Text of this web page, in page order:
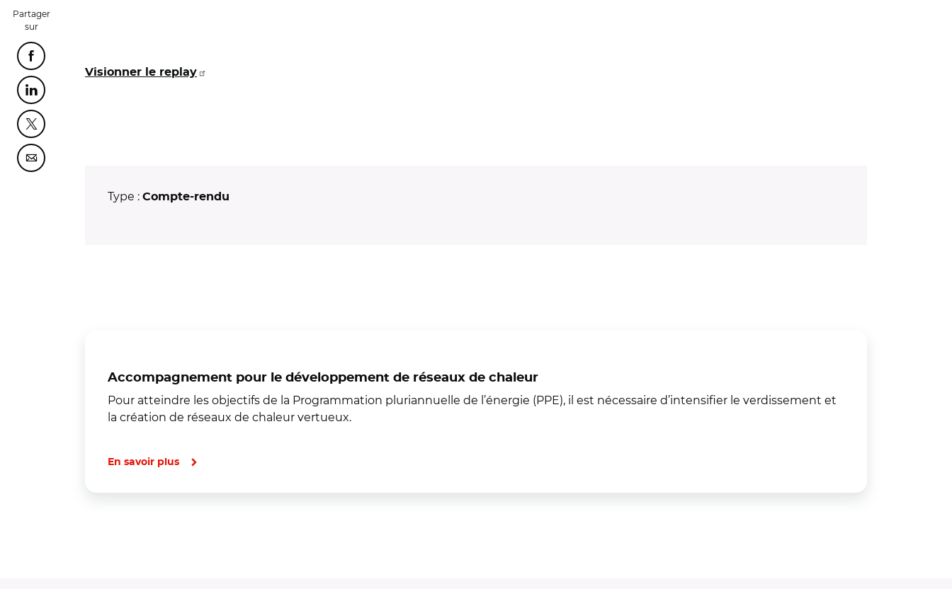
Partager
sur
Partager cette page sur Facebook
Partager cette page sur Linkedin
Partager cette page sur Twitter
Partager cette page sur Courriel
Visionner le replay
Type : Compte-rendu
Accompagnement pour le développement de réseaux de chaleur
Pour atteindre les objectifs de la Programmation pluriannuelle de l’énergie (PPE), il est nécessaire d’intensifier le verdissement et
la création de réseaux de chaleur vertueux.
En savoir plus